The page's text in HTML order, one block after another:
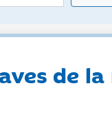
de